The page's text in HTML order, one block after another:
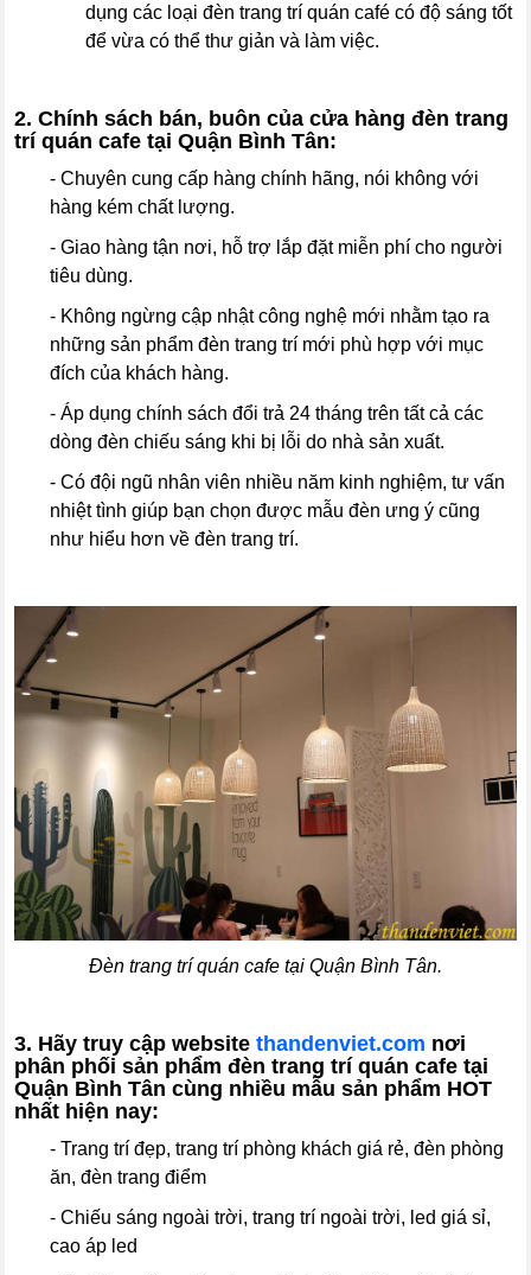
dụng các loại đèn trang trí quán café có độ sáng tốt
để vừa có thể thư giản và làm việc.
2. Chính sách bán, buôn của cửa hàng đèn trang
trí quán cafe tại Quận Bình Tân:
- Chuyên cung cấp hàng chính hãng, nói không với
hàng kém chất lượng.
- Giao hàng tận nơi, hỗ trợ lắp đặt miễn phí cho người
tiêu dùng.
- Không ngừng cập nhật công nghệ mới nhằm tạo ra
những sản phẩm đèn trang trí mới phù hợp với mục
đích của khách hàng.
- Áp dụng chính sách đổi trả 24 tháng trên tất cả các
dòng đèn chiếu sáng khi bị lỗi do nhà sản xuất.
- Có đội ngũ nhân viên nhiều năm kinh nghiệm, tư vấn
nhiệt tình giúp bạn chọn được mẫu đèn ưng ý cũng
như hiểu hơn về đèn trang trí.
Đèn trang trí quán cafe tại Quận Bình Tân.
3. Hãy truy cập websitethandenviet.com nơi
phân phối sản phẩm đèn trang trí quán cafe tại
Quận Bình Tân cùng nhiều mẫu sản phẩm HOT
nhất hiện nay:
- Trang trí đẹp, trang trí phòng khách giá rẻ, đèn phòng
ăn, đèn trang điểm
- Chiếu sáng ngoài trời, trang trí ngoài trời, led giá sỉ,
cao áp led